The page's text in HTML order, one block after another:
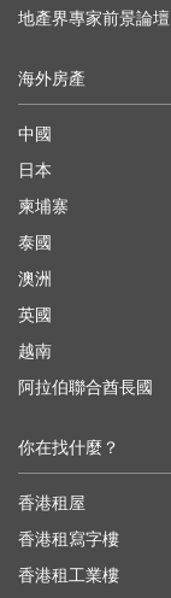
地產界專家前景論壇
海外房產
中國
日本
柬埔寨
泰國
澳洲
英國
越南
阿拉伯聯合酋長國
你在找什麼？
香港租屋
香港租寫字樓
香港租工業樓